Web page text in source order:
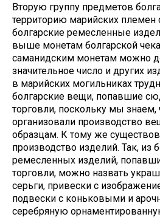
Вторую группу предметов
территорию марийских племен
болгарские ремесленные
выше монетам болгарской
саманидским монетам можно
значительное число и других
в марийских могильниках
болгарские вещи, попавшие
торговли, поскольку мы знаем,
организовали производство
образцам. К тому же
производство изделий. Так, из
ремесленных изделий,
торговли, можно назвать
серьги, привески с
подвески с коньковыми и
серебряную